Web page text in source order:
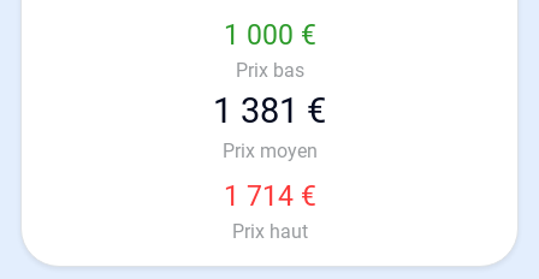
1 000 €
Prix bas
1 381 €
Prix moyen
1 714 €
Prix haut